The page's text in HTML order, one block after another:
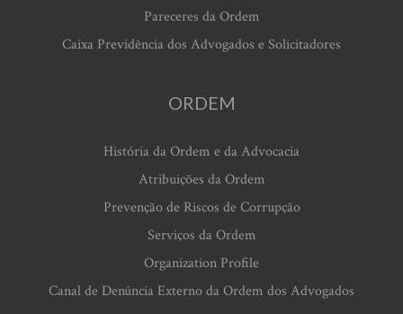
Pareceres da Ordem
Caixa Previdência dos Advogados e Solicitadores
ORDEM
História da Ordem e da Advocacia
Atribuições da Ordem
Prevenção de Riscos de Corrupção
Serviços da Ordem
Organization Profile
Canal de Denúncia Externo da Ordem dos Advogados